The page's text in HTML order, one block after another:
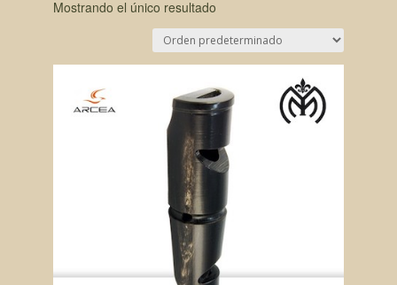
Mostrando el único resultado